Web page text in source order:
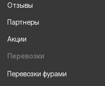
Отзывы
Партнеры
Акции
Перевозки
Перевозки фурами